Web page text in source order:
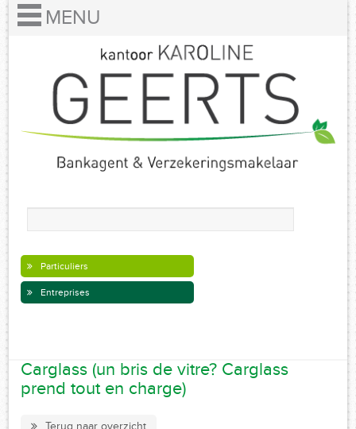
Particuliers
Entreprises
Carglass (un bris de vitre? Carglass
prend tout en charge)
Terug naar overzicht